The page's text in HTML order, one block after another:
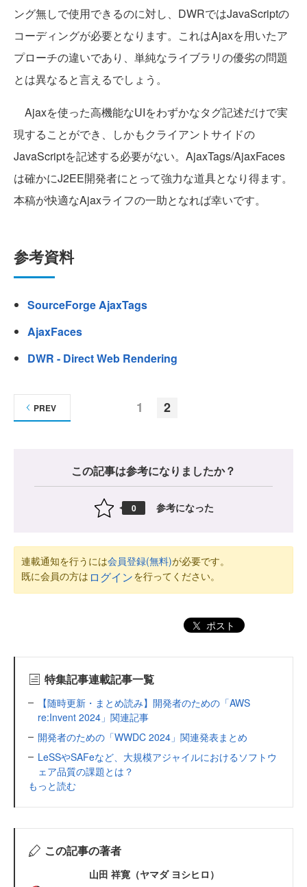
ング無しで使用できるのに対し、DWRではJavaScriptの
コーディングが必要となります。これはAjaxを用いたア
プローチの違いであり、単純なライブラリの優劣の問題
とは異なると言えるでしょう。
Ajaxを使った高機能なUIをわずかなタグ記述だけで実
現することができ、しかもクライアントサイドの
JavaScriptを記述する必要がない。AjaxTags/AjaxFaces
は確かにJ2EE開発者にとって強力な道具となり得ます。
本稿が快適なAjaxライフの一助となれば幸いです。
参考資料
SourceForge AjaxTags
AjaxFaces
DWR - Direct Web Rendering
1 2
PREV
この記事は参考になりましたか？
0 参考になった
連載通知を行うには会員登録(無料)が必要です。
既に会員の方は ログインを行ってください。
ポスト
特集記事連載記事一覧
【随時更新・まとめ読み】開発者のための「AWS
re:Invent 2024」関連記事
開発者のための「WWDC 2024」関連発表まとめ
LeSSやSAFeなど、大規模アジャイルにおけるソフトウ
ェア品質の課題とは？
もっと読む
この記事の著者
山田 祥寛（ヤマダ ヨシヒロ）